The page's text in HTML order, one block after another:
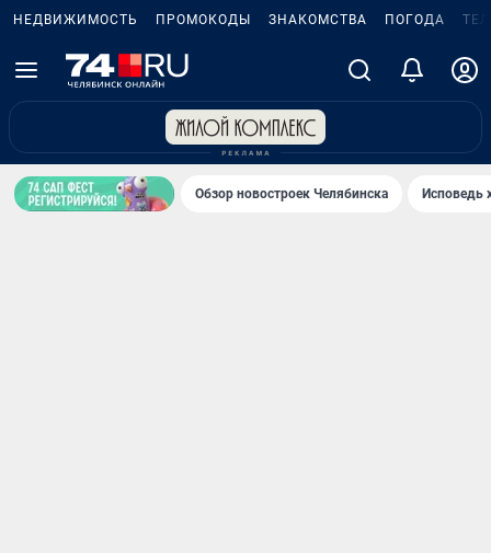
НЕДВИЖИМОСТЬ ПРОМОКОДЫ ЗНАКОМСТВА ПОГОДА
Обзор новостроек Челябинска Исповедь